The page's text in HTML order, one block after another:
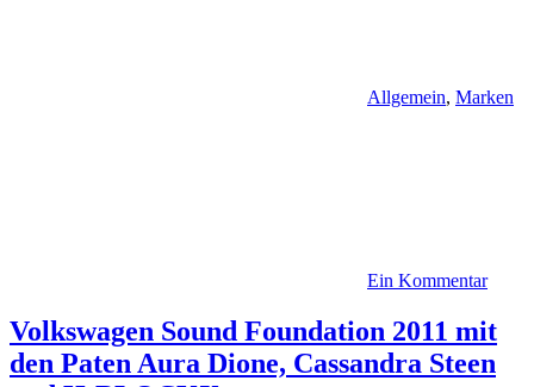
Allgemein, Marken
Ein Kommentar
Volkswagen Sound Foundation 2011 mit
den Paten Aura Dione, Cassandra Steen